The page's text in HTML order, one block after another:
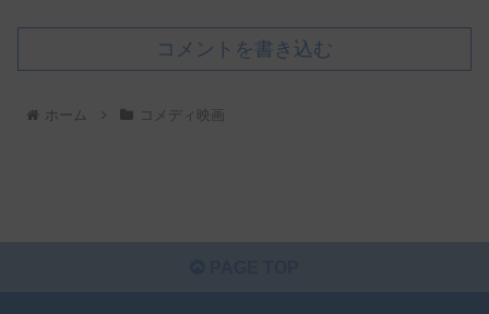
コメントを書き込む
ホーム コメディ映画